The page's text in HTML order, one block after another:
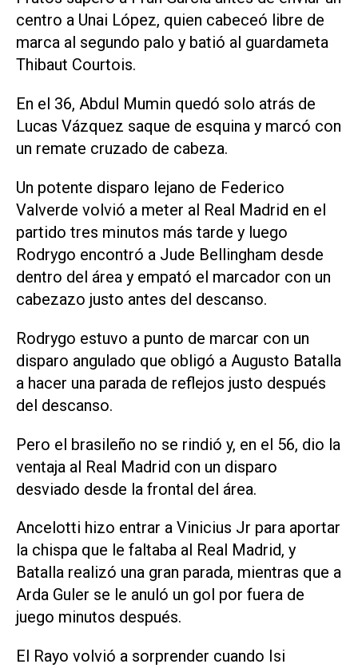
centro a Unai López, quien cabeceó libre de
marca al segundo palo y batió al guardameta
Thibaut Courtois.
En el 36, Abdul Mumin quedó solo atrás de
Lucas Vázquez saque de esquina y marcó con
un remate cruzado de cabeza.
Un potente disparo lejano de Federico
Valverde volvió a meter al Real Madrid en el
partido tres minutos más tarde y luego
Rodrygo encontró a Jude Bellingham desde
dentro del área y empató el marcador con un
cabezazo justo antes del descanso.
Rodrygo estuvo a punto de marcar con un
disparo angulado que obligó a Augusto Batalla
a hacer una parada de reflejos justo después
del descanso.
Pero el brasileño no se rindió y, en el 56, dio la
ventaja al Real Madrid con un disparo
desviado desde la frontal del área.
Ancelotti hizo entrar a Vinicius Jr para aportar
la chispa que le faltaba al Real Madrid, y
Batalla realizó una gran parada, mientras que a
Arda Guler se le anuló un gol por fuera de
juego minutos después.
El Rayo volvió a sorprender cuando Isi